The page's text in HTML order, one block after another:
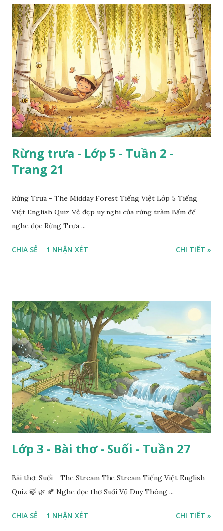
Rừng trưa - Lớp 5 - Tuần 2 -
Trang 21
Rừng Trưa - The Midday Forest Tiếng Việt Lớp 5 Tiếng
Việt English Quiz Vẻ đẹp uy nghi của rừng tràm Bấm để
nghe đọc Rừng Trưa ...
CHIA SẺ 1 NHẬN XÉT CHI TIẾT »
Lớp 3 - Bài thơ - Suối - Tuần 27
Bài thơ: Suối - The Stream The Stream Tiếng Việt English
Quiz 🍃 🌿 🍂 Nghe đọc thơ Suối Vũ Duy Thông ...
CHIA SẺ 1 NHẬN XÉT CHI TIẾT »